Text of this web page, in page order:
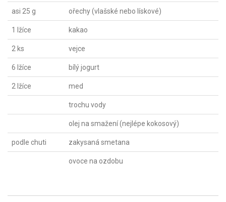
asi 25 g ořechy (vlašské nebo lískové)
1 lžíce kakao
2 ks vejce
6 lžíce bílý jogurt
2 lžíce med
trochu vody
olej na smažení (nejlépe kokosový)
podle chuti zakysaná smetana
ovoce na ozdobu